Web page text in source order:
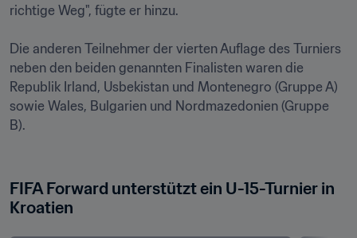
richtige Weg", fügte er hinzu.
Die anderen Teilnehmer der vierten Auflage des Turniers
neben den beiden genannten Finalisten waren die
Republik Irland, Usbekistan und Montenegro (Gruppe A)
sowie Wales, Bulgarien und Nordmazedonien (Gruppe
B).
FIFA Forward unterstützt ein U-15-Turnier in
Kroatien